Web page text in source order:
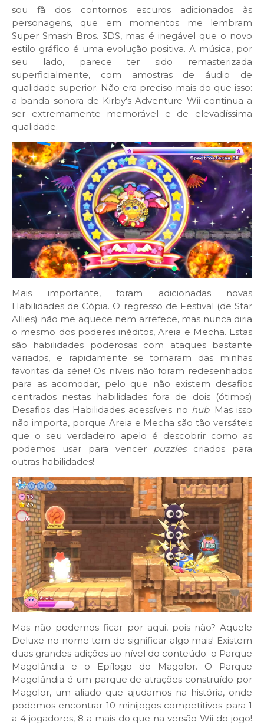
sou fã dos contornos escuros adicionados às
personagens, que em momentos me lembram
Super Smash Bros. 3DS, mas é inegável que o novo
estilo gráfico é uma evolução positiva. A música, por
seu lado, parece ter sido remasterizada
superficialmente, com amostras de áudio de
qualidade superior. Não era preciso mais do que isso:
a banda sonora de Kirby’s Adventure Wii continua a
ser extremamente memorável e de elevadíssima
qualidade.
Mais importante, foram adicionadas novas
Habilidades de Cópia. O regresso de Festival (de Star
Allies) não me aquece nem arrefece, mas nunca diria
o mesmo dos poderes inéditos, Areia e Mecha. Estas
são habilidades poderosas com ataques bastante
variados, e rapidamente se tornaram das minhas
favoritas da série! Os níveis não foram redesenhados
para as acomodar, pelo que não existem desafios
centrados nestas habilidades fora de dois (ótimos)
Desafios das Habilidades acessíveis no hub. Mas isso
não importa, porque Areia e Mecha são tão versáteis
que o seu verdadeiro apelo é descobrir como as
podemos usar para vencer puzzlescriados para
outras habilidades!
Mas não podemos ficar por aqui, pois não? Aquele
Deluxe no nome tem de significar algo mais! Existem
duas grandes adições ao nível do conteúdo: o Parque
Magolândia e o Epílogo do Magolor. O Parque
Magolândia é um parque de atrações construído por
Magolor, um aliado que ajudamos na história, onde
podemos encontrar 10 minijogos competitivos para 1
a 4 jogadores, 8 a mais do que na versão Wii do jogo!